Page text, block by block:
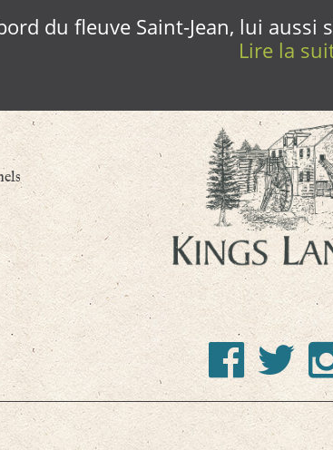
du fleuve Saint-Jean, lui
Lire la